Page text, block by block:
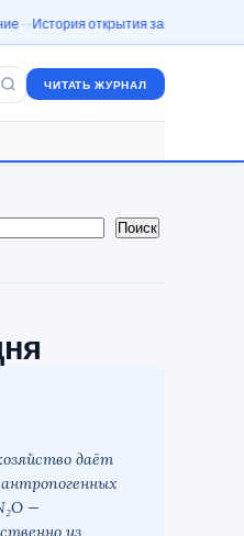
открытия закиси азота (N2O)
ЧИТАТЬ ЖУРНАЛ
Поиск
даёт
антропогенных
—
из